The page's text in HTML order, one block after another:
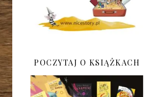
POCZYTAJ O KSIĄŻKACH